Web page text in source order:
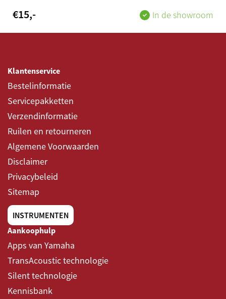
€15,- In de showroom
Klantenservice
Bestelinformatie
Servicepakketten
Verzendinformatie
Ruilen en retourneren
Algemene Voorwaarden
Disclaimer
Privacybeleid
Sitemap
INSTRUMENTEN
Aankoophulp
Apps van Yamaha
TransAcoustic technologie
Silent technologie
Kennisbank